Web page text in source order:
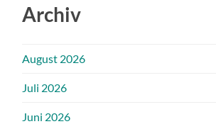
Archiv
August 2026
Juli 2026
Juni 2026